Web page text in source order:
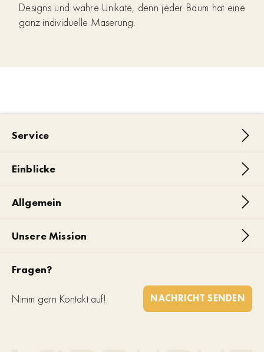
Designs und wahre Unikate, denn jeder Baum hat eine
ganz individuelle Maserung.
Service
Einblicke
Allgemein
Unsere Mission
Fragen?
Nimm gern Kontakt auf! NACHRICHT SENDEN